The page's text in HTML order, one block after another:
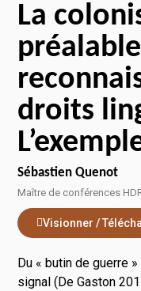
La
droits
Sébastien Quenot
Maître de conférences
Visionner /
Du « butin de guerre
signal (De Gaston